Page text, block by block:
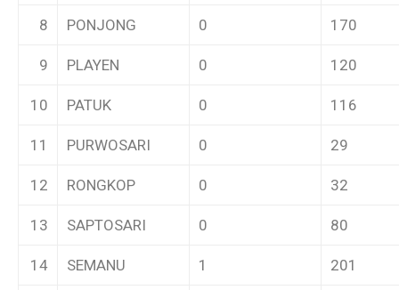
8 PONJONG 0 170
9 PLAYEN 0 120
10 PATUK 0 116
11 PURWOSARI 0 29
12 RONGKOP 0 32
13 SAPTOSARI 0 80
14 SEMANU 1 201